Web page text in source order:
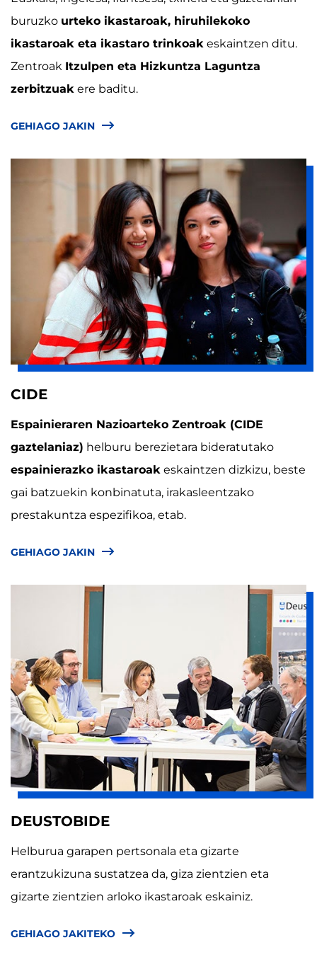
buruzko urteko ikastaroak, hiruhilekoko
ikastaroak eta ikastaro trinkoak eskaintzen ditu.
Zentroak Itzulpen eta Hizkuntza Laguntza
zerbitzuak ere baditu.
GEHIAGO JAKIN
CIDE
Espainieraren Nazioarteko Zentroak (CIDE
gaztelaniaz) helburu berezietara bideratutako
espainierazko ikastaroak eskaintzen dizkizu, beste
gai batzuekin konbinatuta, irakasleentzako
prestakuntza espezifikoa, etab.
GEHIAGO JAKIN
DEUSTOBIDE
Helburua garapen pertsonala eta gizarte
erantzukizuna sustatzea da, giza zientzien eta
gizarte zientzien arloko ikastaroak eskainiz.
GEHIAGO JAKITEKO